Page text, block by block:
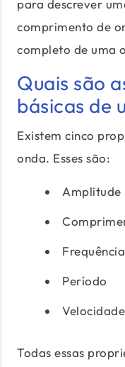
para descrever
comprimento de
completo de uma
Quais são
básicas de
Existem cinco
onda. Esses são:
Amplitude
Frequência
Período
Velocidade
Todas essas